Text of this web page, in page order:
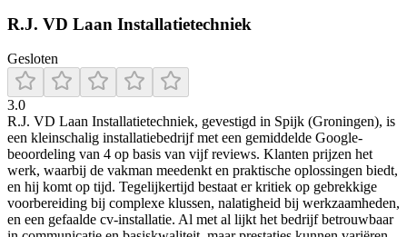
R.J. VD Laan Installatietechniek
Gesloten
3.0
R.J. VD Laan Installatietechniek, gevestigd in Spijk (Groningen), is
een kleinschalig installatiebedrijf met een gemiddelde Google-
beoordeling van 4 op basis van vijf reviews. Klanten prijzen het
werk, waarbij de vakman meedenkt en praktische oplossingen biedt,
en hij komt op tijd. Tegelijkertijd bestaat er kritiek op gebrekkige
voorbereiding bij complexe klussen, nalatigheid bij werkzaamheden,
en een gefaalde cv-installatie. Al met al lijkt het bedrijf betrouwbaar